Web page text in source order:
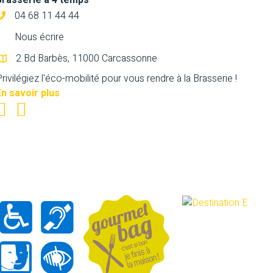
04 68 11 44 44
Nous écrire
2 Bd Barbès, 11000 Carcassonne
l'éco-mobilité pour vous rendre à la Brasserie !
savoir plus